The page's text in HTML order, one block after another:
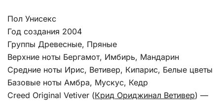
Пол Унисекс
Год создания 2004
Группы Древесные, Пряные
Верхние ноты Бергамот, Имбирь, Мандарин
Средние ноты Ирис, Ветивер, Кипарис, Белые цветы
Базовые ноты Амбра, Мускус, Кедр
Creed Original Vetiver (Крид Ориджинал Ветивер) —